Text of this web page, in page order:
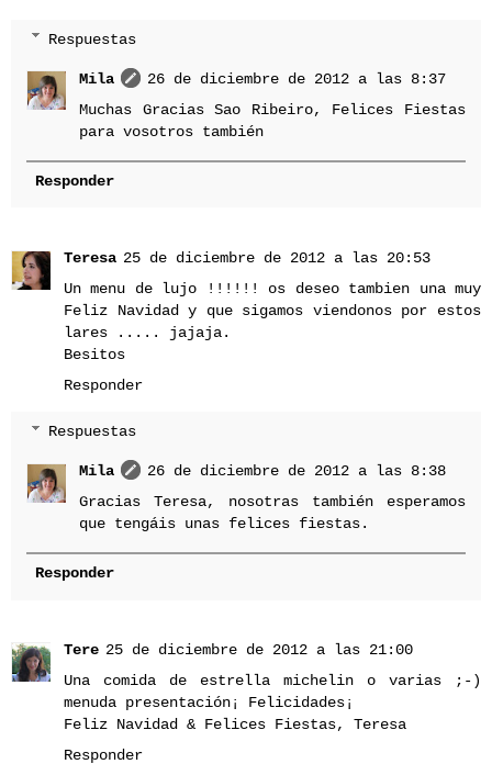
Respuestas
Mila
26 de diciembre de 2012 a las 8:37
Muchas Gracias Sao Ribeiro, Felices Fiestas
para vosotros también
Responder
Teresa 25 de diciembre de 2012 a las 20:53
Un menu de lujo !!!!!! os deseo tambien una muy
Feliz Navidad y que sigamos viendonos por estos
lares ..... jajaja.
Besitos
Responder
Respuestas
Mila
26 de diciembre de 2012 a las 8:38
Gracias Teresa, nosotras también esperamos
que tengáis unas felices fiestas.
Responder
Tere 25 de diciembre de 2012 a las 21:00
Una comida de estrella michelin o varias ;-)
menuda presentación¡ Felicidades¡
Feliz Navidad & Felices Fiestas, Teresa
Responder